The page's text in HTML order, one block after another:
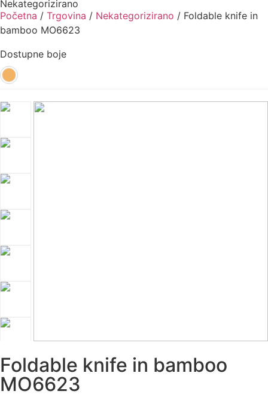
Nekategorizirano
Početna / Trgovina / Nekategorizirano / Foldable knife in
bamboo MO6623
Dostupne boje
Foldable knife in bamboo
MO6623